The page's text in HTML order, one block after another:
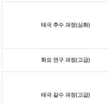
태극 추수 과정(심화)
화요 연구 과정(고급)
태극 갈수 과정(고급)